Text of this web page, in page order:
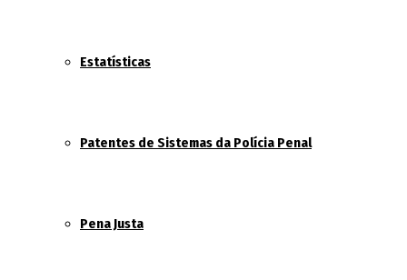
Estatísticas
Patentes de Sistemas da Polícia Penal
Pena Justa